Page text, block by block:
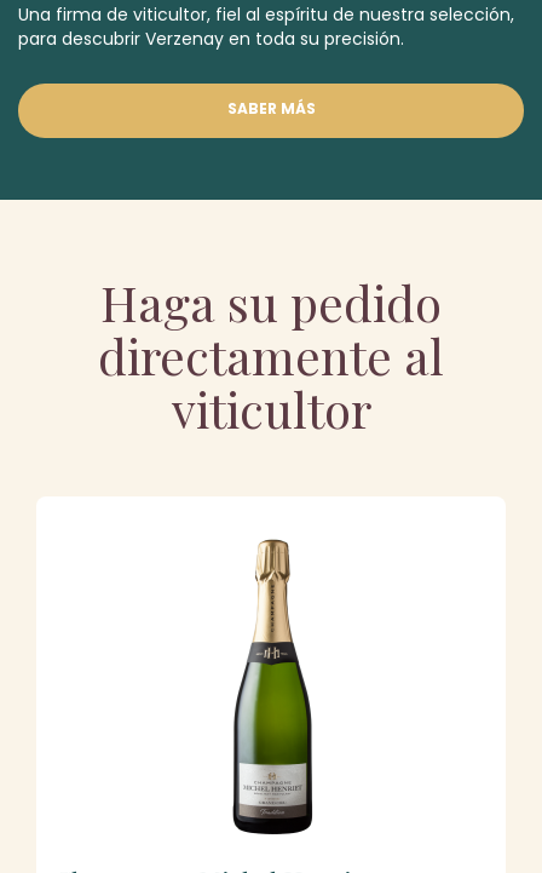
Una firma de viticultor, fiel al espíritu de nuestra selección,
para descubrir Verzenay en toda su precisión.
SABER MÁS
Haga su pedido
directamente al
viticultor